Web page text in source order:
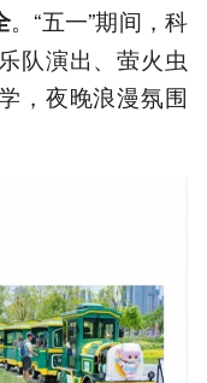
。“五一”期间，科
队演出、萤火虫
，夜晚浪漫氛围